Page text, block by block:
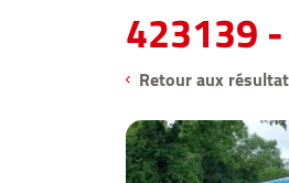
423139
Retour aux